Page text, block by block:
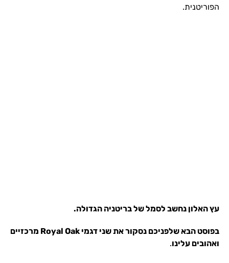
הפוריטנית.
עץ האלון נחשב לסמל של בריטניה הגדולה.
בפוסט הבא שלפניכם נסקור את שני דגמי Royal Oak מרכזיים
ואהובים עלינו.